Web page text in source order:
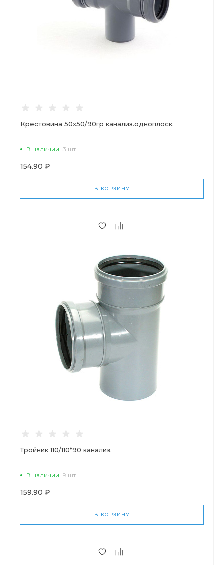
Крестовина 50х50/90гр канализ.одноплоск.
В наличии 3 шт
154.90 ₽
В КОРЗИНУ
Тройник 110/110*90 канализ.
В наличии 9 шт
159.90 ₽
В КОРЗИНУ